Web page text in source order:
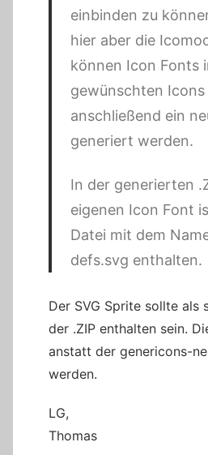
einbinden zu
hier aber die
können Icon Fonts
gewünschten
anschließend ein
generiert werden.
In der generierten
eigenen Icon Font
Datei mit dem
defs.svg enthalten.
Der SVG Sprite sollte als
der .ZIP enthalten sein.
anstatt der genericons-
werden.
LG,
Thomas